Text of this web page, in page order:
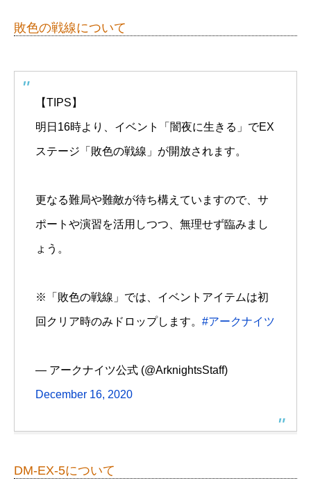
敗色の戦線について
【TIPS】
明日16時より、イベント「闇夜に生きる」でEX
ステージ「敗色の戦線」が開放されます。
更なる難局や難敵が待ち構えていますので、サ
ポートや演習を活用しつつ、無理せず臨みまし
ょう。
※「敗色の戦線」では、イベントアイテムは初
回クリア時のみドロップします。 #アークナイツ
— アークナイツ公式 (@ArknightsStaff)
December 16, 2020
DM-EX-5について